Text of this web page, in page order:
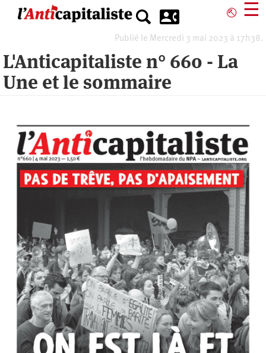
⎋ ☰
Publié le Mercredi 3 mai 2023 à 17h38.
L'Anticapitaliste n° 660 - La
Une et le sommaire